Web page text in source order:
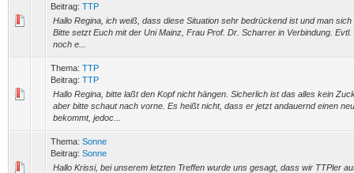
Beitrag: TTP
Hallo Regina, ich weiß, dass diese Situation sehr bedrückend ist und man sich
Bitte setzt Euch mit der Uni Mainz, Frau Prof. Dr. Scharrer in Verbindung.
noch e...
Thema: TTP
Beitrag: TTP
Hallo Regina, bitte laßt den Kopf nicht hängen. Sicherlich ist das alles kein
aber bitte schaut nach vorne. Es heißt nicht, dass er jetzt andauernd einen
bekommt, jedoc...
Thema: Sonne
Beitrag: Sonne
Hallo Krissi, bei unserem letzten Treffen wurde uns gesagt, dass wir TTPler